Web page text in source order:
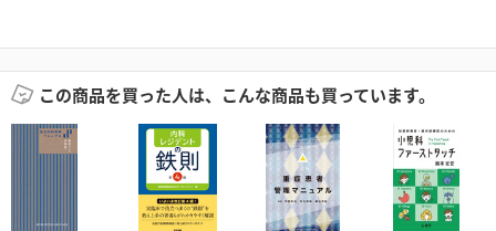
この商品を買った人は、こんな商品も買っています。